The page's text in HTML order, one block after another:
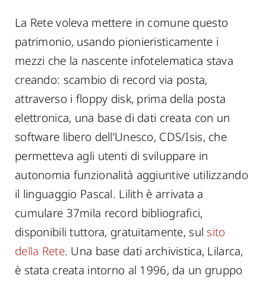
La Rete voleva mettere in comune questo
patrimonio, usando pionieristicamente i
mezzi che la nascente infotelematica stava
creando: scambio di record via posta,
attraverso i floppy disk, prima della posta
elettronica, una base di dati creata con un
software libero dell’Unesco, CDS/Isis, che
permetteva agli utenti di sviluppare in
autonomia funzionalità aggiuntive utilizzando
il linguaggio Pascal. Lilith è arrivata a
cumulare 37mila record bibliografici,
disponibili tuttora, gratuitamente, sul sito
della Rete. Una base dati archivistica, Lilarca,
è stata creata intorno al 1996, da un gruppo